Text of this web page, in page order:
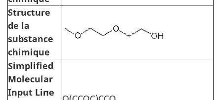
Structure
de la
substance
chimique
Simplified
Molecular
Input Line